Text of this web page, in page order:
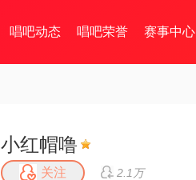
唱吧动态 唱吧荣誉 赛事中心
小红帽噜
关注 2.1万